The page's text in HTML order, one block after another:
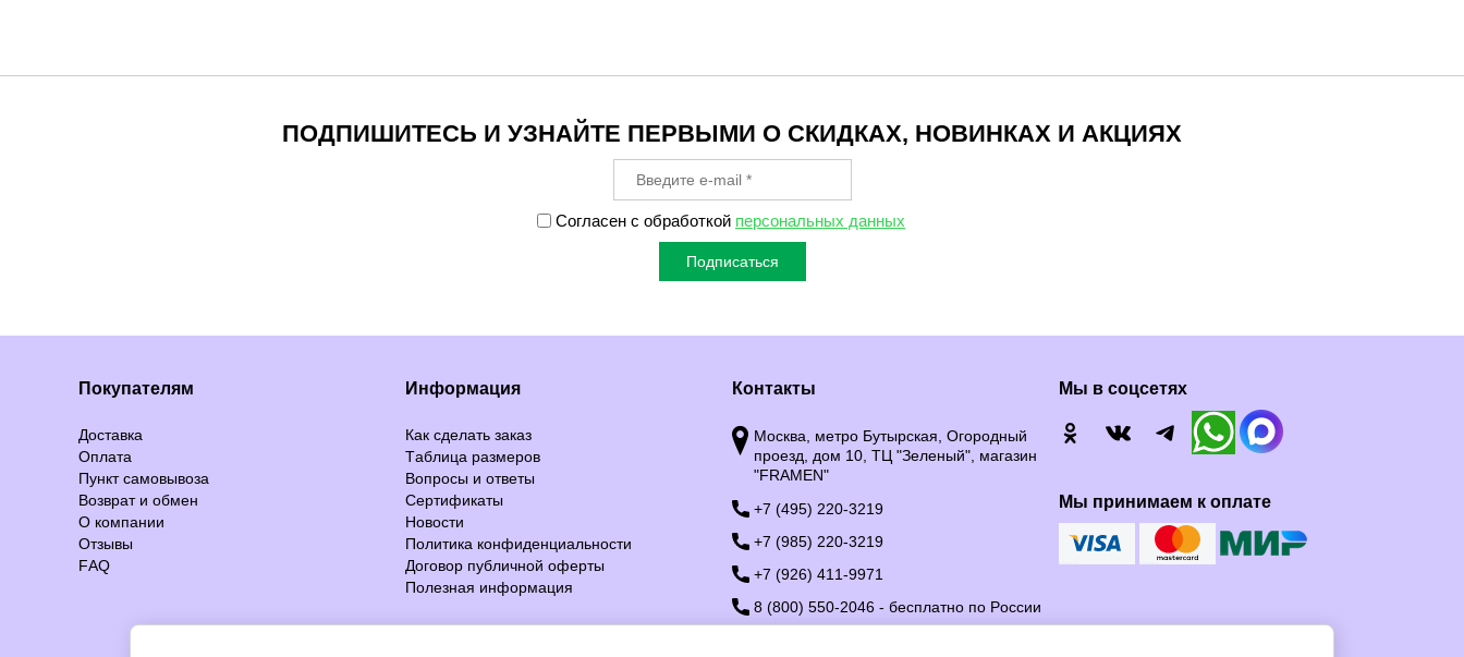
ПОДПИШИТЕСЬ И УЗНАЙТЕ ПЕРВЫМИ О СКИДКАХ, НОВИНКАХ И АКЦИЯХ
Согласен с обработкой персональных данных
Подписаться
Покупателям
Доставка
Оплата
Пункт самовывоза
Возврат и обмен
О компании
Отзывы
FAQ
Информация
Как сделать заказ
Таблица размеров
Вопросы и ответы
Сертификаты
Новости
Политика конфиденциальности
Договор публичной оферты
Полезная информация
Контакты
Москва, метро Бутырская, Огородный
проезд, дом 10, ТЦ "Зеленый", магазин
"FRAMEN"
+7 (495) 220-3219
+7 (985) 220-3219
+7 (926) 411-9971
8 (800) 550-2046 - бесплатно по России
Мы в соцсетях
Мы принимаем к оплате